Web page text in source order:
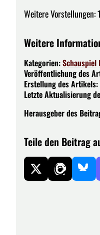
Weitere Vorstellungen:
Weitere
Kategorien:Schauspiel
Veröffentlichung des
Erstellung des Artikels:
Letzte Aktualisierung
Herausgeber des
Teile den Beitrag